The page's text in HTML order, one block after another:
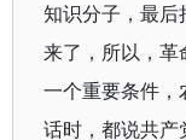
知识分子，最后
来了，所以，革
一个重要条件，
话时，都说共产